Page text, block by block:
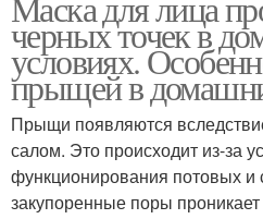
черных точек в
условиях.
прыщей в
Прыщи появляются
салом. Это происходит из-за
функционирования потовых и
закупоренные поры